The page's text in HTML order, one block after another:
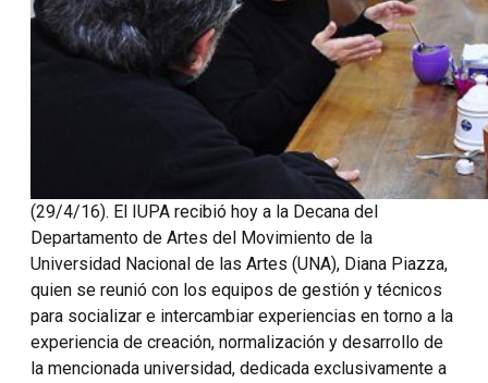
(29/4/16). El IUPA recibió hoy a la Decana del
Departamento de Artes del Movimiento de la
Universidad Nacional de las Artes (UNA), Diana Piazza,
quien se reunió con los equipos de gestión y técnicos
para socializar e intercambiar experiencias en torno a la
experiencia de creación, normalización y desarrollo de
la mencionada universidad, dedicada exclusivamente a